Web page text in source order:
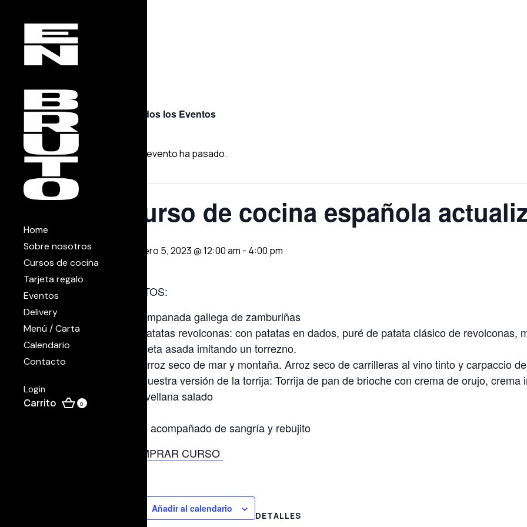
Home
Sobre nosotros
Cursos de cocina
Tarjeta regalo
Eventos
Delivery
Menú / Carta
Calendario
Contacto
Login
0
« Todos los Eventos
Este evento ha pasado.
Curso de cocina española
febrero 5, 2023 @ 12:00 am - 4:00 pm
PLATOS:
Empanada gallega de zamburiñas
Patatas revolconas: con patatas en dados, puré de patata clásico de revolconas,
panceta asada imitando un torrezno.
Arroz seco de mar y montaña. Arroz seco de carrilleras al vino tinto y carpaccio
Nuestra versión de la torrija: Torrija de pan de brioche con crema de orujo,
de avellana salado
Todo acompañado de sangría y rebujito
COMPRAR CURSO
Añadir al calendario
DETALLES